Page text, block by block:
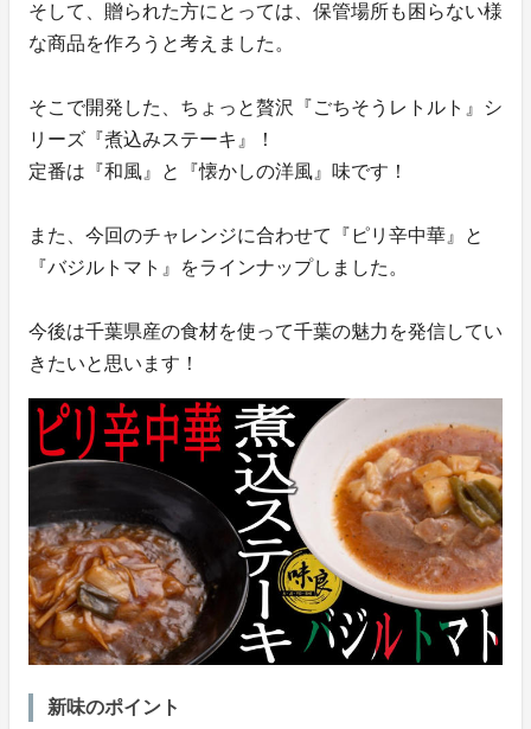
そして、贈られた方にとっては、保管場所も困らない様
な商品を作ろうと考えました。
そこで開発した、ちょっと贅沢『ごちそうレトルト』シ
リーズ『煮込みステーキ』！
定番は『和風』と『懐かしの洋風』味です！
また、今回のチャレンジに合わせて『ピリ辛中華』と
『バジルトマト』をラインナップしました。
今後は千葉県産の食材を使って千葉の魅力を発信してい
きたいと思います！
新味のポイント